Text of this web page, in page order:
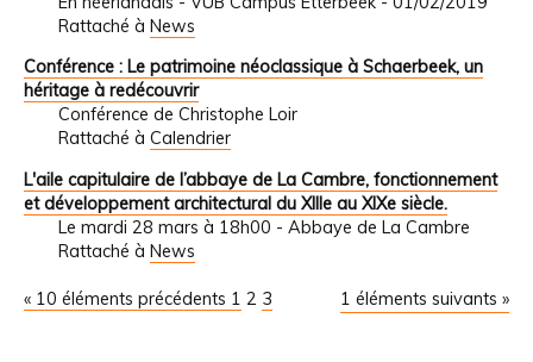
Rattaché à News
Conférence : Le patrimoine néoclassique à Schaerbeek, un
héritage à redécouvrir
Conférence de Christophe Loir
Rattaché à Calendrier
L'aile capitulaire de l’abbaye de La Cambre, fonctionnement
et développement architectural du XIIIe au XIXe siècle.
Le mardi 28 mars à 18h00 - Abbaye de La Cambre
Rattaché à News
« 10 éléments précédents 1 éléments suivants »
1 2 3